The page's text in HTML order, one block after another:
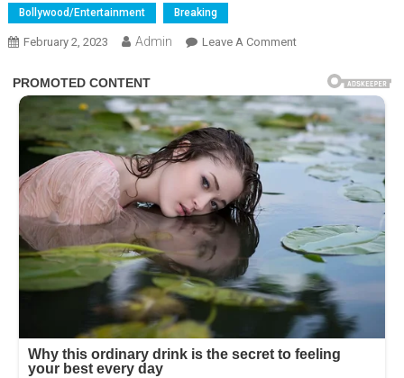
Bollywood/Entertainment Breaking
February 2, 2023 Admin Leave A CommentOn
હવે
શાહરુખ
બાદ
બચાવશે
આમિર
પણ
આવી
રીતે
ડુબતુ
કેરિયર,
જાણો…